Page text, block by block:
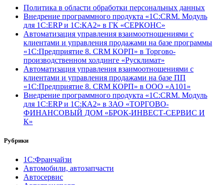
Политика в области обработки персональных данных
Внедрение программного продукта «1С:CRM. Модуль
для 1С:ERP и 1С:КА2» в ГК «СЕРКОНС»
Автоматизация управления взаимоотношениями с
клиентами и управления продажами на базе программы
«1С:Предприятие 8. CRM КОРП» в Торгово-
производственном холдинге «Русклимат»
Автоматизация управления взаимоотношениями с
клиентами и управления продажами на базе ПП
«1С:Предприятие 8. CRM КОРП» в ООО «А101»
Внедрение программного продукта «1С:CRM. Модуль
для 1С:ERP и 1С:КА2» в ЗАО «ТОРГОВО-
ФИНАНСОВЫЙ ДОМ «БРОК-ИНВЕСТ-СЕРВИС И
К»
Рубрики
1С:Франчайзи
Автомобили, автозапчасти
Автосервис